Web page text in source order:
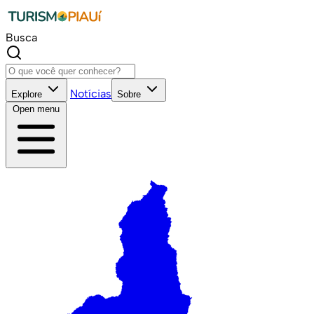
Busca
Explore Notícias Sobre
Open menu